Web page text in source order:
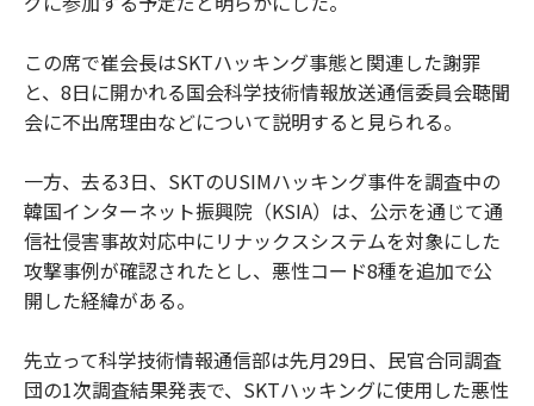
この席で崔会長はSKTハッキング事態と関連した謝罪
と、8日に開かれる国会科学技術情報放送通信委員会聴聞
会に不出席理由などについて説明すると見られる。
一方、去る3日、SKTのUSIMハッキング事件を調査中の
韓国インターネット振興院（KSIA）は、公示を通じて通
信社侵害事故対応中にリナックスシステムを対象にした
攻撃事例が確認されたとし、悪性コード8種を追加で公
開した経緯がある。
先立って科学技術情報通信部は先月29日、民官合同調査
団の1次調査結果発表で、SKTハッキングに使用した悪性